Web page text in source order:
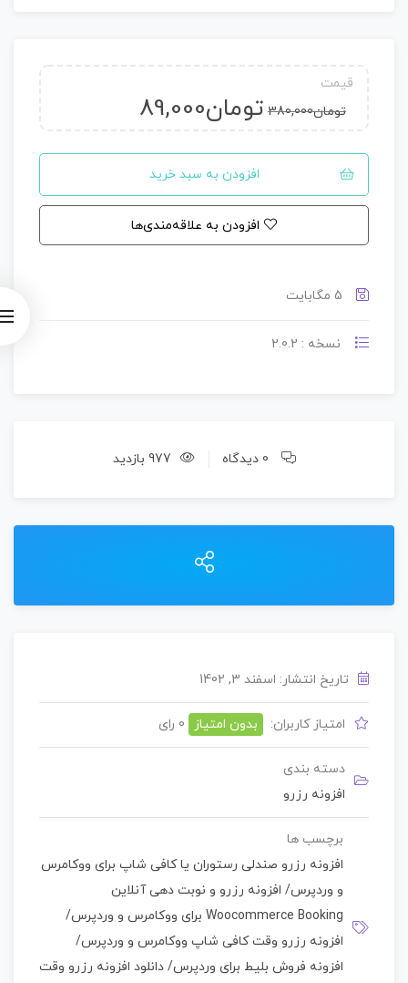
قیمت
تومان380,000 تومان89,000
افزودن به سبد خرید
افزودن به علاقه‌مندی‌ها
5 مگابایت
نسخه : 2.0.2
0 دیدگاه 977 بازدید
تاریخ انتشار: اسفند 3, 1402
امتیاز کاربران: بدون امتیاز 0 رای
دسته بندی
افزونه رزرو
برچسب ها
افزونه رزرو صندلی رستوران یا کافی شاپ برای ووکامرس
و وردپرس/ افزونه رزرو و نوبت دهی آنلاین
Woocommerce Booking برای ووکامرس و وردپرس
/
افزونه رزرو وقت کافی شاپ ووکامرس و وردپرس/
افزونه فروش بلیط برای وردپرس/ دانلود افزونه رزرو وقت